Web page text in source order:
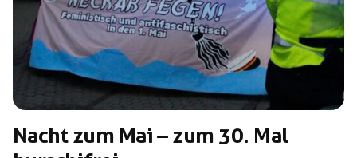
Nacht zum Mai – zum 30. Mal